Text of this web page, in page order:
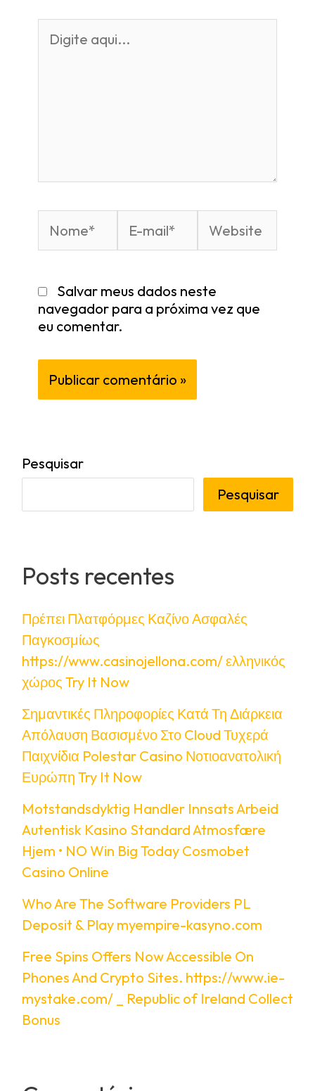
Salvar meus dados neste
navegador para a próxima vez que
eu comentar.
Pesquisar
Pesquisar
Posts recentes
Πρέπει Πλατφόρμες Καζίνο Ασφαλές
Παγκοσμίως
https://www.casinojellona.com/ ελληνικός
χώρος Try It Now
Σημαντικές Πληροφορίες Κατά Τη Διάρκεια
Απόλαυση Βασισμένο Στο Cloud Τυχερά
Παιχνίδια Polestar Casino Νοτιοανατολική
Ευρώπη Try It Now
Motstandsdyktig Handler Innsats Arbeid
Autentisk Kasino Standard Atmosfære
Hjem • NO Win Big Today Cosmobet
Casino Online
Who Are The Software Providers PL
Deposit & Play myempire-kasyno.com
Free Spins Offers Now Accessible On
Phones And Crypto Sites. https://www.ie-
mystake.com/ _ Republic of Ireland Collect
Bonus